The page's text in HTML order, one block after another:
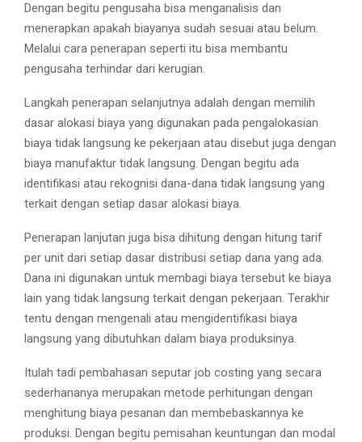
Dengan begitu pengusaha bisa menganalisis dan
menerapkan apakah biayanya sudah sesuai atau belum.
Melalui cara penerapan seperti itu bisa membantu
pengusaha terhindar dari kerugian.
Langkah penerapan selanjutnya adalah dengan memilih
dasar alokasi biaya yang digunakan pada pengalokasian
biaya tidak langsung ke pekerjaan atau disebut juga dengan
biaya manufaktur tidak langsung. Dengan begitu ada
identifikasi atau rekognisi dana-dana tidak langsung yang
terkait dengan setiap dasar alokasi biaya.
Penerapan lanjutan juga bisa dihitung dengan hitung tarif
per unit dari setiap dasar distribusi setiap dana yang ada.
Dana ini digunakan untuk membagi biaya tersebut ke biaya
lain yang tidak langsung terkait dengan pekerjaan. Terakhir
tentu dengan mengenali atau mengidentifikasi biaya
langsung yang dibutuhkan dalam biaya produksinya.
Itulah tadi pembahasan seputar job costing yang secara
sederhananya merupakan metode perhitungan dengan
menghitung biaya pesanan dan membebaskannya ke
produksi. Dengan begitu pemisahan keuntungan dan modal